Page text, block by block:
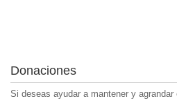
Donaciones
Si deseas ayudar a mantener y